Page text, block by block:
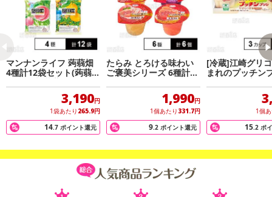
酸Ca、甘味料(アスパルテーム・L-フェニルアラニン化合物、アセスルファムK、スクラロー
ス)、酸化防止剤(V.C)、香料、乳化剤、カロチノイド色素、(一部に乳成分を含む)
アレルギー表示:乳成分(本品製造工場では特定原材料のうち、卵を含む製品を生産しています)
注意事項:
・果肉及び練乳は入っておりません
・0kcalの糖質(エリスリトール)を使用しています。
【大満足クリームソーダ風味】
マンナンライフ 蒟蒻畑
4種計12袋セット(蒟蒻畑
ぶどう味/蒟蒻畑りんご
味/蒟蒻畑白桃味/蒟蒻畑
3,190円
1袋あたり 265.9円
14.7 ポイント還元
たらみ とろける味わい
ご褒美シリーズ 6種計6
1,990円
1個あたり 331.7円
9.2 ポイント還元
[冷蔵]江崎グリ
まれのプッチン
5g×3カップ×7個
1個
15.2 ポ